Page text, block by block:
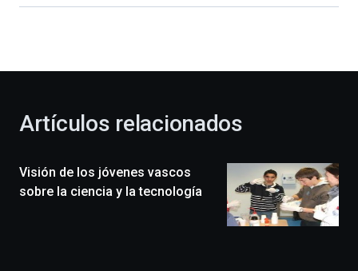
celebración
novena
edición
Artículos relacionados
Visión de los jóvenes vascos
sobre la ciencia y la tecnología